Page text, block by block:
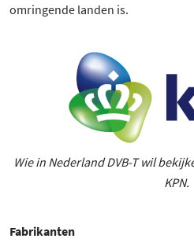
omringende landen is.
Wie in Nederland DVB-T wil
KPN.
Fabrikanten